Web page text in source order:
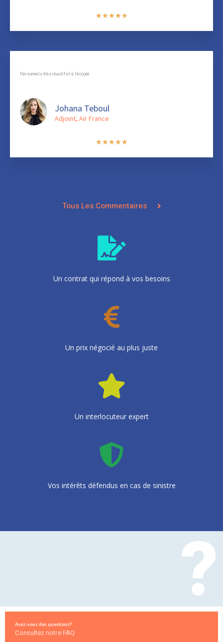
★★★★★
Personnels très réactif et à l'écoute
Johana Teboul
Adjoint, Air France
★★★★★
Tous Les Commentaires
Un contrat qui répond à vos besoins
Un prix négocié au plus juste
Un interlocuteur expert
Vos intérêts défendus en cas de sinistre
?
Avez-vous des questions?
Consultez notre FAQ